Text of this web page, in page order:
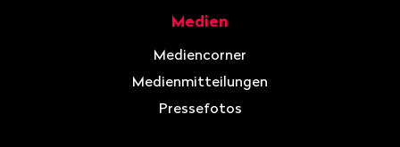
Medien
Mediencorner
Medienmitteilungen
Pressefotos